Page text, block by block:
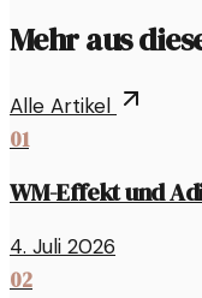
Mehr aus
Alle Artikel
01
WM-Effekt und
4. Juli 2026
02